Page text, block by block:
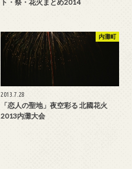
ト・祭・花火まとめ2014
内灘町
2013.7.28
「恋人の聖地」夜空彩る 北國花火
2013内灘大会